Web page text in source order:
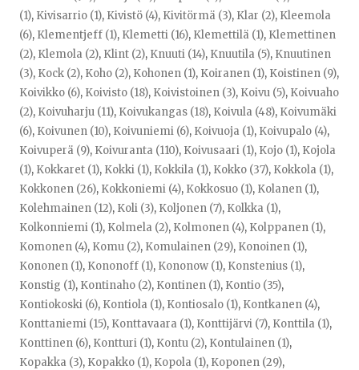
(1), Kivisarrio (1), Kivistö (4), Kivitörmä (3), Klar (2), Kleemola
(6), Klementjeff (1), Klemetti (16), Klemettilä (1), Klemettinen
(2), Klemola (2), Klint (2), Knuuti (14), Knuutila (5), Knuutinen
(3), Kock (2), Koho (2), Kohonen (1), Koiranen (1), Koistinen (9),
Koivikko (6), Koivisto (18), Koivistoinen (3), Koivu (5), Koivuaho
(2), Koivuharju (11), Koivukangas (18), Koivula (48), Koivumäki
(6), Koivunen (10), Koivuniemi (6), Koivuoja (1), Koivupalo (4),
Koivuperä (9), Koivuranta (110), Koivusaari (1), Kojo (1), Kojola
(1), Kokkaret (1), Kokki (1), Kokkila (1), Kokko (37), Kokkola (1),
Kokkonen (26), Kokkoniemi (4), Kokkosuo (1), Kolanen (1),
Kolehmainen (12), Koli (3), Koljonen (7), Kolkka (1),
Kolkonniemi (1), Kolmela (2), Kolmonen (4), Kolppanen (1),
Komonen (4), Komu (2), Komulainen (29), Konoinen (1),
Kononen (1), Kononoff (1), Kononow (1), Konstenius (1),
Konstig (1), Kontinaho (2), Kontinen (1), Kontio (35),
Kontiokoski (6), Kontiola (1), Kontiosalo (1), Kontkanen (4),
Konttaniemi (15), Konttavaara (1), Konttijärvi (7), Konttila (1),
Konttinen (6), Kontturi (1), Kontu (2), Kontulainen (1),
Kopakka (3), Kopakko (1), Kopola (1), Koponen (29),